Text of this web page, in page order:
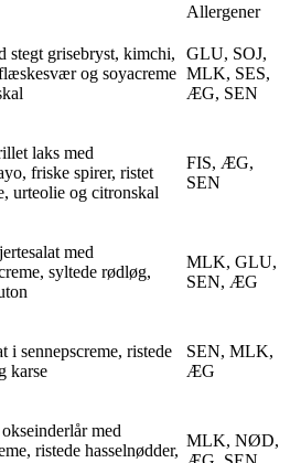
Allergener
stegt grisebryst, kimchi,
og soyacreme
GLU, SOJ,
MLK, SES,
ÆG, SEN
laks med
friske spirer, ristet
urteolie og citronskal
FIS, ÆG,
SEN
med
syltede rødløg,
MLK, GLU,
SEN, ÆG
i sennepscreme, ristede
karse
SEN, MLK,
ÆG
med
ristede hasselnødder,
MLK, NØD,